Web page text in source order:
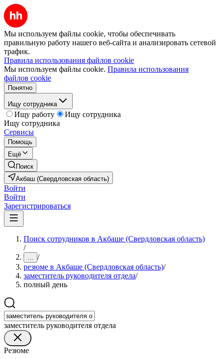
Мы используем файлы cookie, чтобы обеспечивать
правильную работу нашего веб-сайта и анализировать сетевой
трафик.
Правила использования файлов cookie
Мы используем файлы cookie. Правила использования
файлов cookie
Понятно
Ищу сотрудника
Ищу работу
Ищу сотрудника
Ищу сотрудника
Сервисы
Помощь
Ещё
Поиск
Акбаш (Свердловская область)
Войти
Войти
Зарегистрироваться
Поиск сотрудников в Акбаше (Свердловская область)
/
... /
резюме в Акбаше (Свердловская область)/
заместитель руководителя отдела/
полный день
заместитель руководителя отдела
Резюме